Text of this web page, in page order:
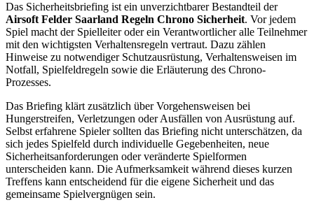
Das Sicherheitsbriefing ist ein unverzichtbarer Bestandteil der
Airsoft Felder Saarland Regeln Chrono Sicherheit. Vor jedem
Spiel macht der Spielleiter oder ein Verantwortlicher alle Teilnehmer
mit den wichtigsten Verhaltensregeln vertraut. Dazu zählen
Hinweise zu notwendiger Schutzausrüstung, Verhaltensweisen im
Notfall, Spielfeldregeln sowie die Erläuterung des Chrono-
Prozesses.
Das Briefing klärt zusätzlich über Vorgehensweisen bei
Hungerstreifen, Verletzungen oder Ausfällen von Ausrüstung auf.
Selbst erfahrene Spieler sollten das Briefing nicht unterschätzen, da
sich jedes Spielfeld durch individuelle Gegebenheiten, neue
Sicherheitsanforderungen oder veränderte Spielformen
unterscheiden kann. Die Aufmerksamkeit während dieses kurzen
Treffens kann entscheidend für die eigene Sicherheit und das
gemeinsame Spielvergnügen sein.